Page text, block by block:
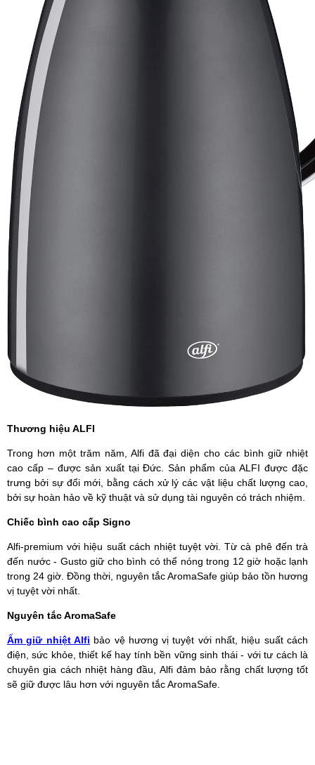
Thương hiệu ALFI
Trong hơn một trăm năm, Alfi đã đại diện cho các bình giữ nhiệt
cao cấp – được sản xuất tại Đức. Sản phẩm của ALFI được đặc
trưng bởi sự đổi mới, bằng cách xử lý các vật liệu chất lượng cao,
bởi sự hoàn hảo về kỹ thuật và sử dụng tài nguyên có trách nhiệm.
Chiếc bình cao cấp Signo
Alfi-premium với hiệu suất cách nhiệt tuyệt vời. Từ cà phê đến trà
đến nước - Gusto giữ cho bình có thể nóng trong 12 giờ hoặc lạnh
trong 24 giờ. Đồng thời, nguyên tắc AromaSafe giúp bảo tồn hương
vị tuyệt vời nhất.
Nguyên tắc AromaSafe
Ấm giữ nhiệt Alfi bảo vệ hương vị tuyệt với nhất, hiệu suất cách
điện, sức khỏe, thiết kế hay tính bền vững sinh thái - với tư cách là
chuyên gia cách nhiệt hàng đầu, Alfi đảm bảo rằng chất lượng tốt
sẽ giữ được lâu hơn với nguyên tắc AromaSafe.